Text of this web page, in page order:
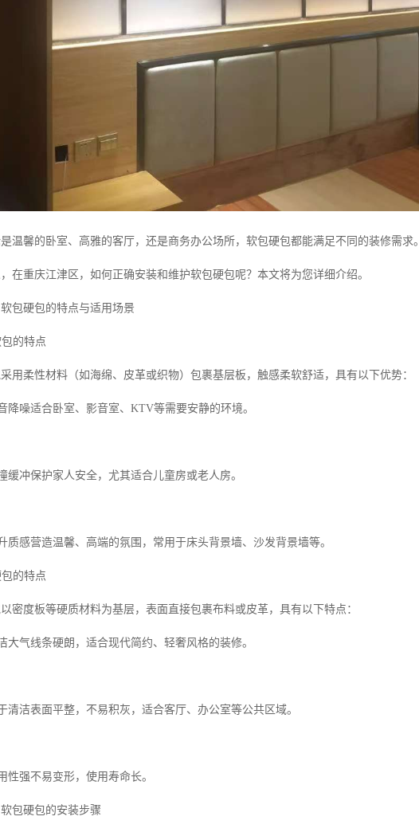
温馨的卧室、高雅的客厅，还是商务办公场所，软包硬包都能满足不同的装修需求
在重庆江津区，如何正确安装和维护软包硬包呢？本文将为您详细介绍。
包硬包的特点与适用场景
的特点
用柔性材料（如海绵、皮革或织物）包裹基层板，触感柔软舒适，具有以下优势：
降噪适合卧室、影音室、KTV等需要安静的环境。
缓冲保护家人安全，尤其适合儿童房或老人房。
质感营造温馨、高端的氛围，常用于床头背景墙、沙发背景墙等。
的特点
密度板等硬质材料为基层，表面直接包裹布料或皮革，具有以下特点：
大气线条硬朗，适合现代简约、轻奢风格的装修。
清洁表面平整，不易积灰，适合客厅、办公室等公共区域。
性强不易变形，使用寿命长。
包硬包的安装步骤